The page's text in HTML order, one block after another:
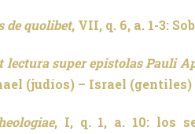
de quolibet, VII, q. 6, a. 1-3:
lectura superepistolas Pauli
(judíos) – Israel (gentiles)
, I, q. 1, a. 10: los